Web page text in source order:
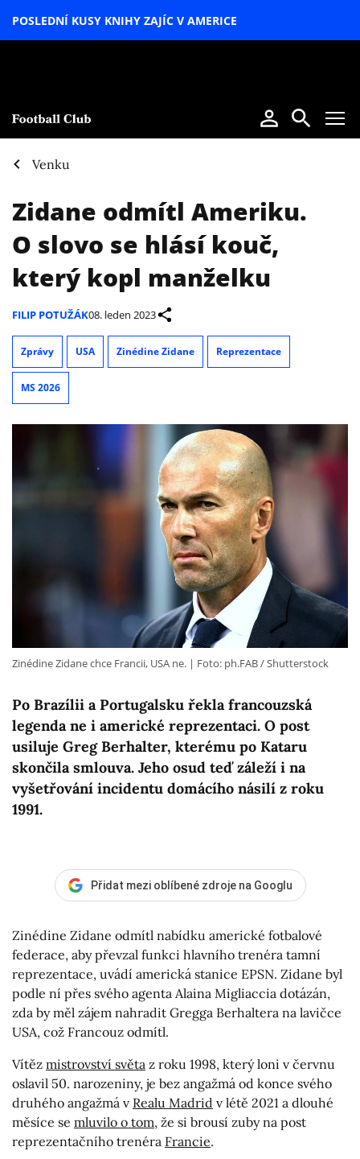
POSLEDNÍ KUSY KNIHY ZAJÍC V AMERICE
Venku
Zidane odmítl Ameriku.
O slovo se hlásí kouč,
který kopl manželku
FILIP POTUŽÁK08. leden 2023
Zprávy USA Zinédine Zidane Reprezentace
MS 2026
Po Brazílii a Portugalsku řekla francouzská
legenda ne i americké reprezentaci. O post
usiluje Greg Berhalter, kterému po Kataru
skončila smlouva. Jeho osud teď záleží i na
vyšetřování incidentu domácího násilí z roku
1991.
Zinédine Zidane chce Francii, USA ne. Foto: ph.FAB / Shutterstock
Přidat mezi oblíbené zdroje na Googlu
Zinédine Zidane odmítl nabídku americké fotbalové
federace, aby převzal funkci hlavního trenéra tamní
reprezentace, uvádí americká stanice EPSN. Zidane byl
podle ní přes svého agenta Alaina Migliaccia dotázán,
zda by měl zájem nahradit Gregga Berhaltera na lavičce
USA, což Francouz odmítl.
Vítěz mistrovství světa z roku 1998, který loni v červnu
oslavil 50. narozeniny, je bez angažmá od konce svého
druhého angažmá v Realu Madrid v létě 2021 a dlouhé
měsíce se mluvilo o tom, že si brousí zuby na post
reprezentačního trenéra Francie.